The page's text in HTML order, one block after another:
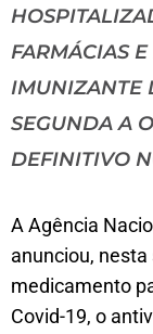
FARMÁCIAS
IMUNIZANTE
SEGUNDA A
DEFINITIVO
A Agência
anunciou,
medicamento
Covid-19, o